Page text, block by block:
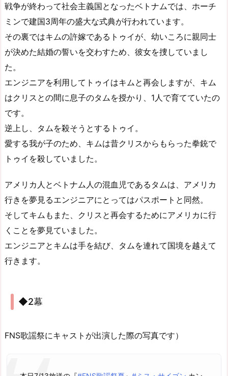
戦争が終わって社会主義国となったベトナムでは、ホーチ
ミンで建国3周年の盛大な式典が行われています。
その裏ではキムの許嫁であるトゥイが、幼いころに親同士
が決めた結婚の誓いを交わすため、彼女を捜していまし
た。
エンジニアを利用してトゥイはキムと再会しますが、キム
はクリスとの間に息子のタムを授かり、1人で育てていたの
です。
逆上し、タムを殺そうとするトゥイ。
愛する我が子のため、キムは昔クリスからもらった拳銃で
トゥイを殺していました。
アメリカ人とベトナム人の混血児であるタムは、アメリカ
行きを夢見るエンジニアにとってはパスポートと同然。
そしてキムもまた、クリスと再会するためにアメリカに行
くことを夢見ていました。
エンジニアとキムは手を結び、タムを連れて国境を越えて
行きます。
◆2幕
FNS歌謡祭にキャストが出演した際の写真です）